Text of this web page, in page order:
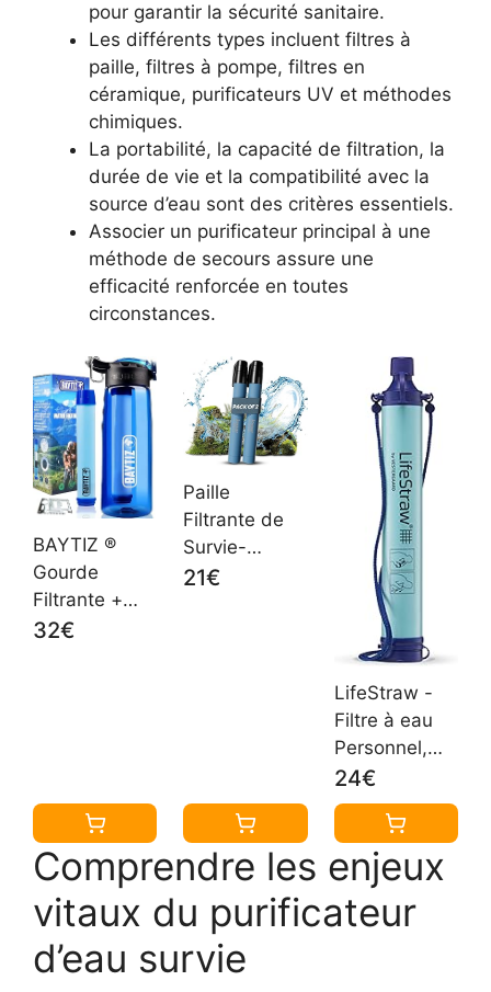
pour garantir la sécurité sanitaire.
Les différents types incluent filtres à
paille, filtres à pompe, filtres en
céramique, purificateurs UV et méthodes
chimiques.
La portabilité, la capacité de filtration, la
durée de vie et la compatibilité avec la
source d’eau sont des critères essentiels.
Associer un purificateur principal à une
méthode de secours assure une
efficacité renforcée en toutes
circonstances.
BAYTIZ ®
Gourde
Filtrante +
Paille de
Randonnée
Trek Camping
Kit
Purificateur
(Gourde
Bleue)
32€
Paille
Filtrante de
Survie-
Purificateur
Accessoires
Survivalisme
Equipement
Kit. (bleu*2)
21€
LifeStraw -
Filtre à eau
Personnel,
Bleu, 1 Unité
24€
Comprendre les enjeux
vitaux du purificateur
d’eau survie